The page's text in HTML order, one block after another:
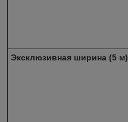
Эксклюзивная ширина (5 м)